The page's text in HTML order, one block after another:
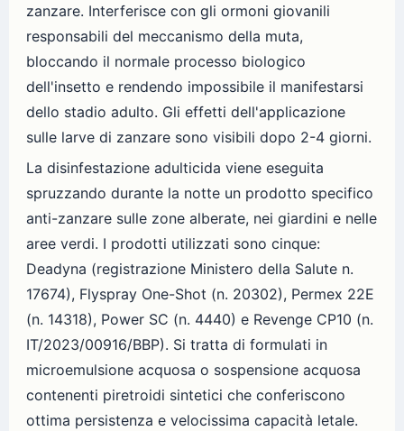
zanzare. Interferisce con gli ormoni giovanili
responsabili del meccanismo della muta,
bloccando il normale processo biologico
dell'insetto e rendendo impossibile il manifestarsi
dello stadio adulto. Gli effetti dell'applicazione
sulle larve di zanzare sono visibili dopo 2-4 giorni.
La disinfestazione adulticida viene eseguita
spruzzando durante la notte un prodotto specifico
anti-zanzare sulle zone alberate, nei giardini e nelle
aree verdi. I prodotti utilizzati sono cinque:
Deadyna (registrazione Ministero della Salute n.
17674), Flyspray One-Shot (n. 20302), Permex 22E
(n. 14318), Power SC (n. 4440) e Revenge CP10 (n.
IT/2023/00916/BBP). Si tratta di formulati in
microemulsione acquosa o sospensione acquosa
contenenti piretroidi sintetici che conferiscono
ottima persistenza e velocissima capacità letale.